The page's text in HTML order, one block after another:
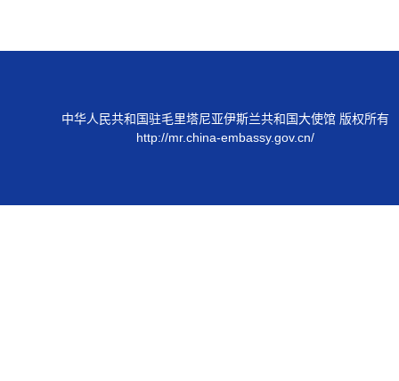
中华人民共和国驻毛里塔尼亚伊斯兰共和国大使馆 版权所有
http://mr.china-embassy.gov.cn/